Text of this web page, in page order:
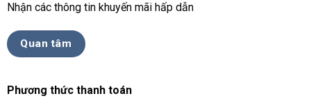
Nhận các thông tin khuyến mãi hấp dẫn
Quan tâm
Phương thức thanh toán